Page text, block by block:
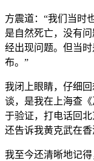
方震道：“我们当时
是自然死亡，没有
经出现问题。但当
布。”
我闭上眼睛，仔细
谈，是我在上海查
于验证，打电话回
还告诉我黄克武在香
我至今还清晰地记